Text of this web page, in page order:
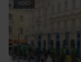
VIDEO